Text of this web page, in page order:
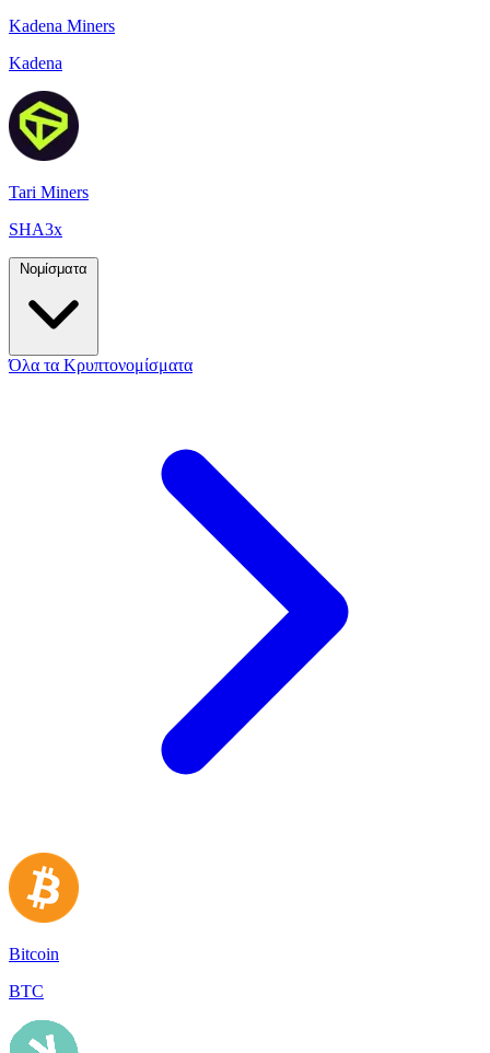
Kadena Miners
Kadena
Tari Miners
SHA3x
Νομίσματα
Όλα τα Κρυπτονομίσματα
Bitcoin
BTC